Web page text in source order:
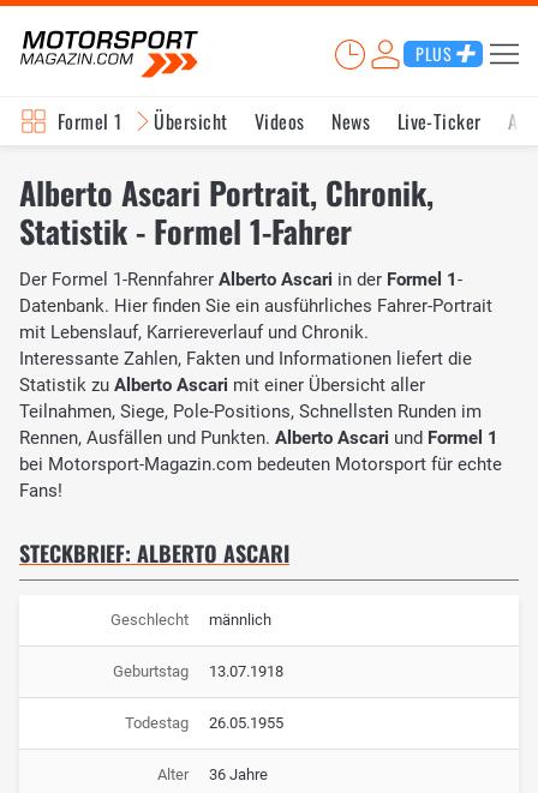
PLUS
Formel 1 Übersicht Videos News Live-Ticker
Alberto Ascari Portrait, Chronik,
Statistik - Formel 1-Fahrer
Der Formel 1-Rennfahrer Alberto Ascari in der Formel 1-
Datenbank. Hier finden Sie ein ausführliches Fahrer-Portrait
mit Lebenslauf, Karriereverlauf und Chronik.
Interessante Zahlen, Fakten und Informationen liefert die
Statistik zu Alberto Ascari mit einer Übersicht aller
Teilnahmen, Siege, Pole-Positions, Schnellsten Runden im
Rennen, Ausfällen und Punkten. Alberto Ascari und Formel 1
bei Motorsport-Magazin.com bedeuten Motorsport für echte
Fans!
STECKBRIEF: ALBERTO ASCARI
Geschlecht männlich
Geburtstag 13.07.1918
Todestag 26.05.1955
Alter 36 Jahre